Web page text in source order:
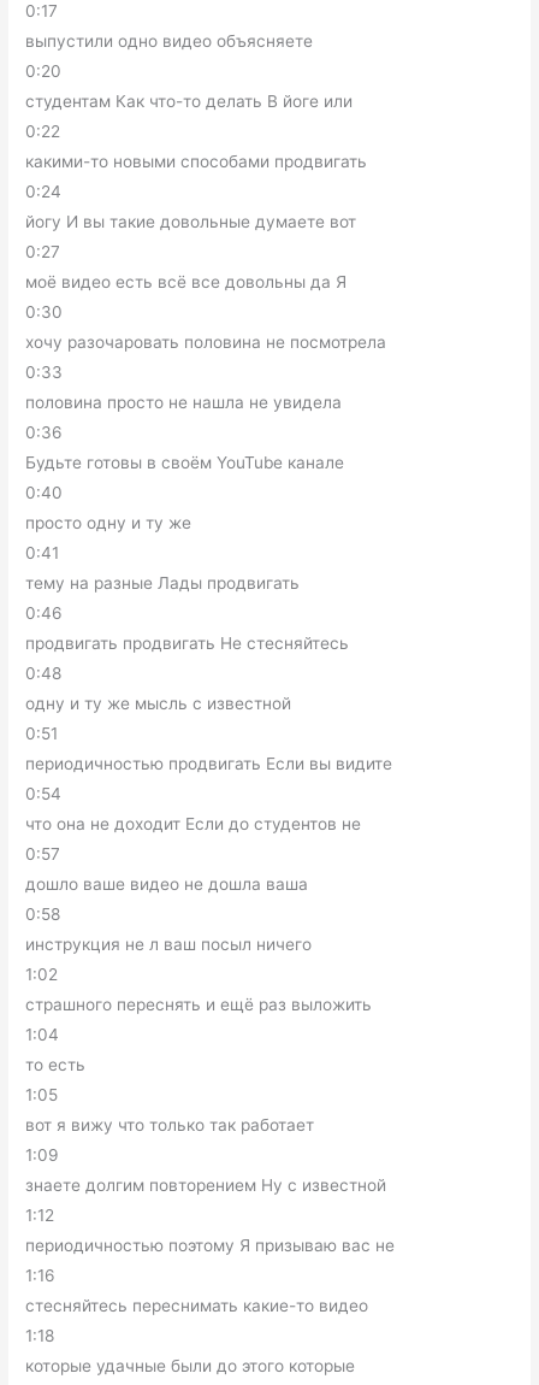
0:17
выпустили одно видео объясняете
0:20
студентам Как что-то делать В йоге или
0:22
какими-то новыми способами продвигать
0:24
йогу И вы такие довольные думаете вот
0:27
моё видео есть всё все довольны да Я
0:30
хочу разочаровать половина не посмотрела
0:33
половина просто не нашла не увидела
0:36
Будьте готовы в своём YouTube канале
0:40
просто одну и ту же
0:41
тему на разные Лады продвигать
0:46
продвигать продвигать Не стесняйтесь
0:48
одну и ту же мысль с известной
0:51
периодичностью продвигать Если вы видите
0:54
что она не доходит Если до студентов не
0:57
дошло ваше видео не дошла ваша
0:58
инструкция не л ваш посыл ничего
1:02
страшного переснять и ещё раз выложить
1:04
то есть
1:05
вот я вижу что только так работает
1:09
знаете долгим повторением Ну с известной
1:12
периодичностью поэтому Я призываю вас не
1:16
стесняйтесь переснимать какие-то видео
1:18
которые удачные были до этого которые